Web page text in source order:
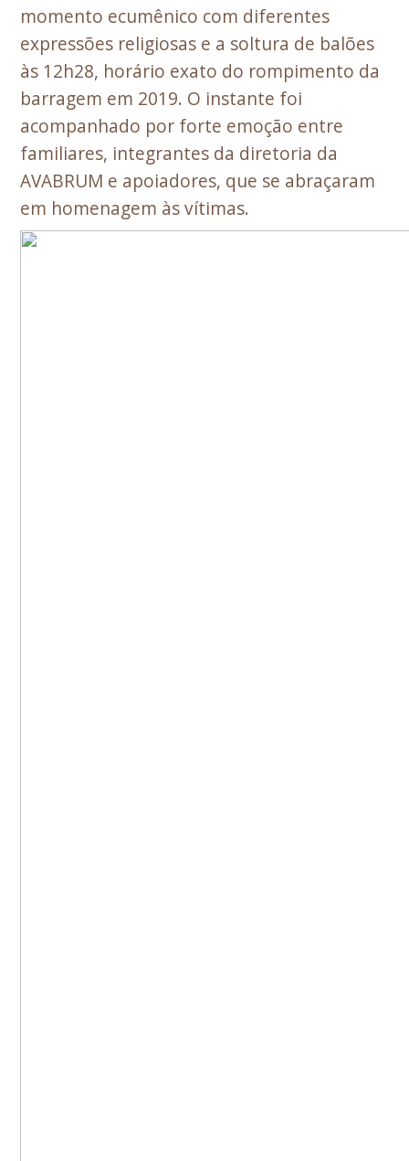
momento ecumênico com diferentes
expressões religiosas e a soltura de balões
às 12h28, horário exato do rompimento da
barragem em 2019. O instante foi
acompanhado por forte emoção entre
familiares, integrantes da diretoria da
AVABRUM e apoiadores, que se abraçaram
em homenagem às vítimas.